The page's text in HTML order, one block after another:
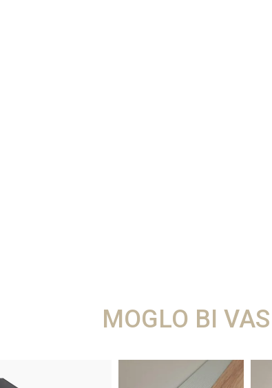
MOGLO BI